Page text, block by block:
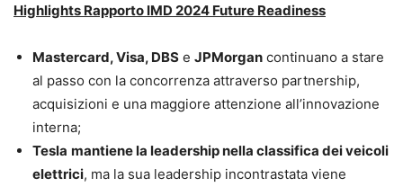
Highlights Rapporto IMD 2024 Future Readiness
Mastercard, Visa, DBS e JPMorgan continuano a stare
al passo con la concorrenza attraverso partnership,
acquisizioni e una maggiore attenzione all’innovazione
interna;
Tesla mantiene la leadership nella classifica dei veicoli
elettrici, ma la sua leadership incontrastata viene